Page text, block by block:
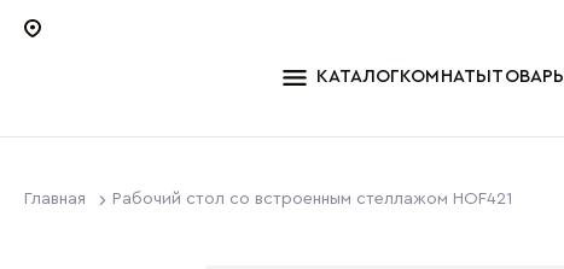
КАТАЛОГ КОМНАТЫ ТОВАРЫ
Главная Рабочий стол со встроенным стеллажом HOF421